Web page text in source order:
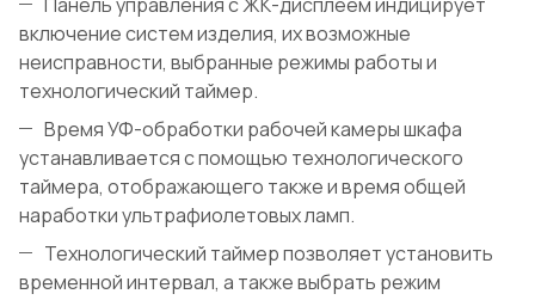
Панель управления с ЖК-дисплеем индицирует
включение систем изделия, их возможные
неисправности, выбранные режимы работы и
технологический таймер.
Время УФ-обработки рабочей камеры шкафа
устанавливается с помощью технологического
таймера, отображающего также и время общей
наработки ультрафиолетовых ламп.
Технологический таймер позволяет установить
временной интервал, а также выбрать режим